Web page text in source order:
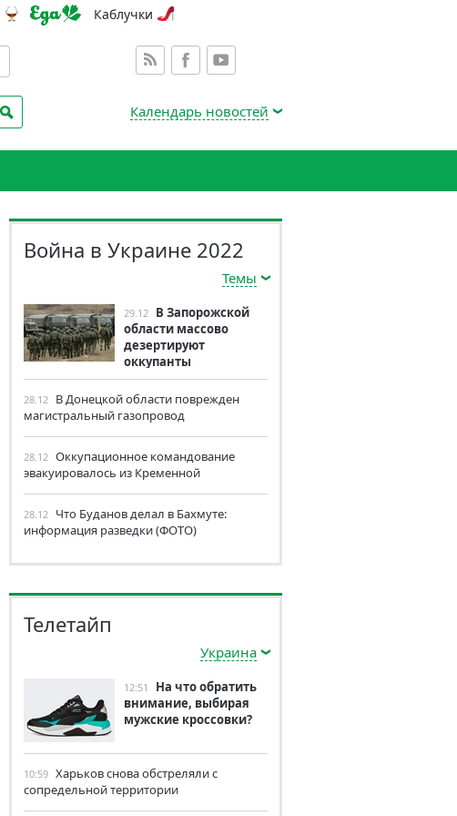
Каблучки
Календарь новостей
Война в Украине 2022
Темы
29.12 В Запорожской
области массово
дезертируют
оккупанты
28.12 В Донецкой области поврежден
магистральный газопровод
28.12 Оккупационное командование
эвакуировалось из Кременной
28.12 Что Буданов делал в Бахмуте:
информация разведки (ФОТО)
Телетайп
Украина
12:51
На что обратить
внимание, выбирая
мужские кроссовки?
10:59 Харьков снова обстреляли с
сопредельной территории